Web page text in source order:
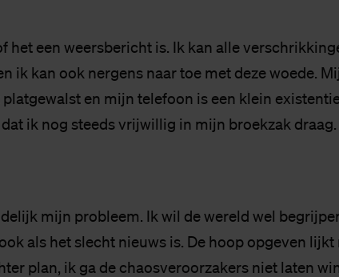
het een weersbericht is. Ik kan alle
ik kan ook nergens naar toe met deze woede.
en mijn telefoon is een klein
ik nog steeds vrijwillig in mijn broekzak draag.
mijn probleem. Ik wil de wereld wel
als het slecht nieuws is. De hoop opgeven lijkt
plan, ik ga de chaosveroorzakers niet laten